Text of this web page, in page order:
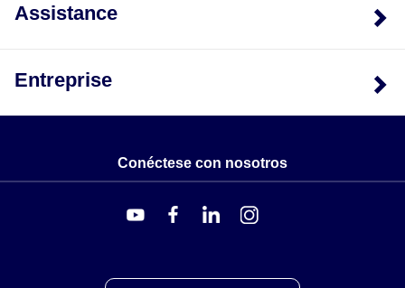
Assistance
Entreprise
Conéctese con nosotros